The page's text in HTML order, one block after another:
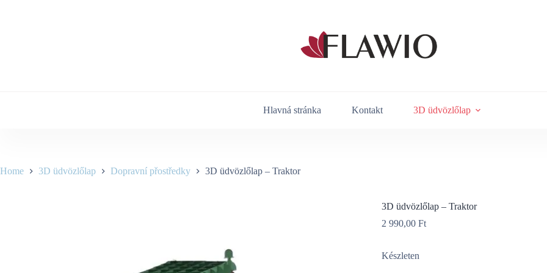
Hlavná stránka Kontakt 3D üdvözlőlap
Home 3D üdvözlőlap Dopravní přostředky 3D üdvözlőlap – Traktor
3D üdvözlőlap – Traktor
2 990,00 Ft
Készleten